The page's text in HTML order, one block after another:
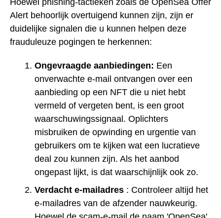
Alert behoorlijk overtuigend kunnen zijn, zijn er
duidelijke signalen die u kunnen helpen deze
frauduleuze pogingen te herkennen:
Ongevraagde aanbiedingen: Een
onverwachte e-mail ontvangen over een
aanbieding op een NFT die u niet hebt
vermeld of vergeten bent, is een groot
waarschuwingssignaal. Oplichters
misbruiken de opwinding en urgentie van
gebruikers om te kijken wat een lucratieve
deal zou kunnen zijn. Als het aanbod
ongepast lijkt, is dat waarschijnlijk ook zo.
Verdacht e-mailadres : Controleer altijd het
e-mailadres van de afzender nauwkeurig.